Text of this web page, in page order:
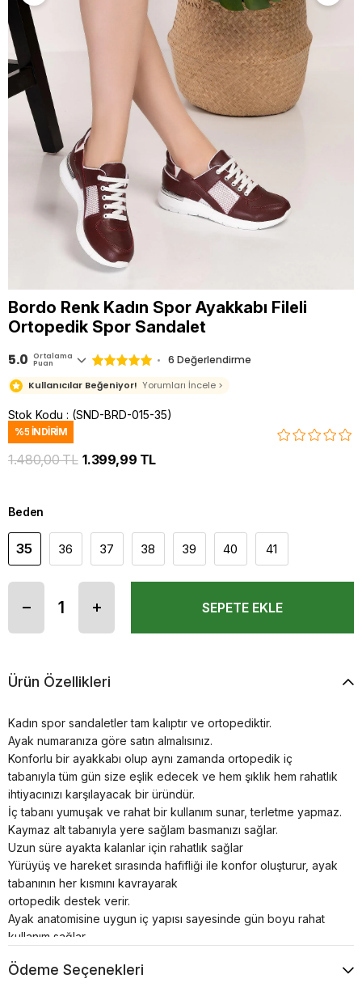
Bordo Renk Kadın Spor Ayakkabı Fileli
Ortopedik Spor Sandalet
5.0 Ortalama
Puan 6 Değerlendirme
Kullanıcılar Beğeniyor! Yorumları İncele >
Stok Kodu (SND-BRD-015-35)
%5 İNDIRIM
1.480,00 TL 1.399,99 TL
Beden
35 36 37 38 39 40 41
Ürün Özellikleri
Kadın spor sandaletler tam kalıptır ve ortopediktir.
Ayak numaranıza göre satın almalısınız.
Konforlu bir ayakkabı olup aynı zamanda ortopedik iç
tabanıyla tüm gün size eşlik edecek ve hem şıklık hem rahatlık
ihtiyacınızı karşılayacak bir üründür.
İç tabanı yumuşak ve rahat bir kullanım sunar, terletme yapmaz.
Kaymaz alt tabanıyla yere sağlam basmanızı sağlar.
Uzun süre ayakta kalanlar için rahatlık sağlar
Yürüyüş ve hareket sırasında hafifliği ile konfor oluşturur, ayak
tabanının her kısmını kavrayarak
ortopedik destek verir.
Ayak anatomisine uygun iç yapısı sayesinde gün boyu rahat
kullanım sağlar.
kurutulmamalıdır; bu, yapılarının bütünlüğünü bozar.
Ödeme Seçenekleri